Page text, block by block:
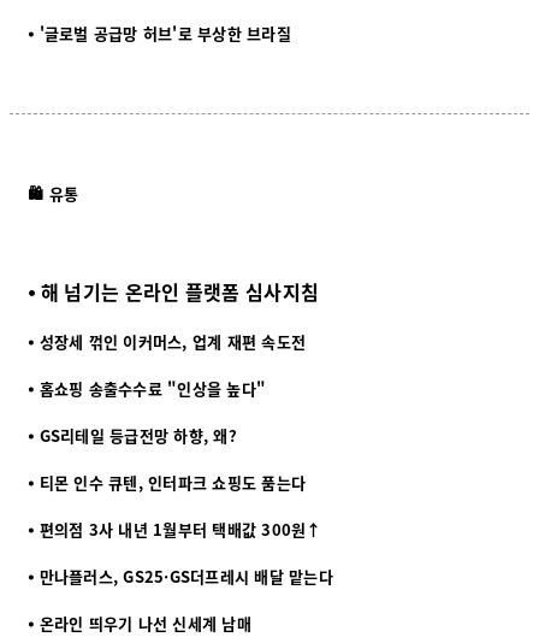
⦁ '글로벌 공급망 허브'로 부상한 브라질
🛍️ 유통
⦁ 해 넘기는 온라인 플랫폼 심사지침
⦁ 성장세 꺾인 이커머스, 업계 재편 속도전
⦁ 홈쇼핑 송출수수료 "인상을 높다"
⦁ GS리테일 등급전망 하향, 왜?
⦁ 티몬 인수 큐텐, 인터파크 쇼핑도 품는다
⦁ 편의점 3사 내년 1월부터 택배값 300원↑
⦁ 만나플러스, GS25·GS더프레시 배달 맡는다
⦁ 온라인 띄우기 나선 신세계 남매